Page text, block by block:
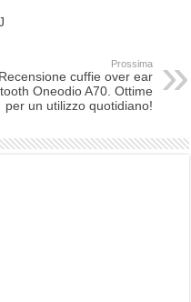
Prossima
Recensione cuffie over ear
Oneodio A70. Ottime
per un utilizzo quotidiano!